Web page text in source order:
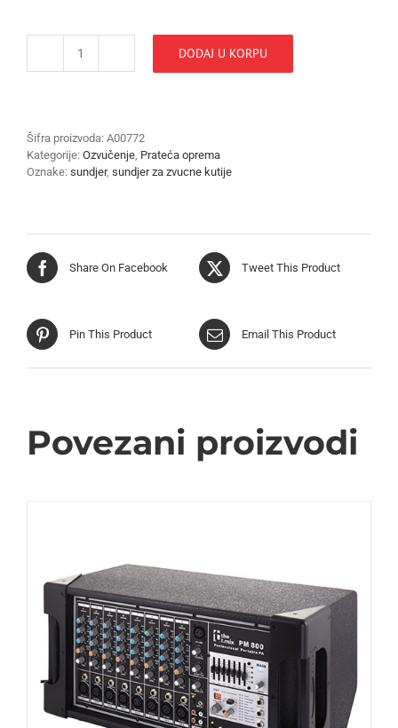
SUNDJER
x
1,5m
količina
DODAJ U KORPU
Šifra proizvoda: A00772
Kategorije: Ozvučenje, Prateća oprema
Oznake: sundjer, sundjer za zvucne kutije
Share On Facebook Tweet This Product
Pin This Product Email This Product
Povezani proizvodi